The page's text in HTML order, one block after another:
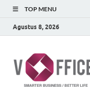
TOP MENU
Agustus 8, 2026